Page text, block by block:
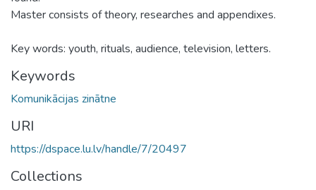
Master consists of theory, researches and appendixes.
Key words: youth, rituals, audience, television, letters.
Keywords
Komunikācijas zinātne
URI
https://dspace.lu.lv/handle/7/20497
Collections